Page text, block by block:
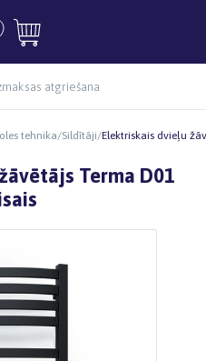
atgriešana
tehnika/Sildītāji/Elektriskais dvieļu
Terma D01